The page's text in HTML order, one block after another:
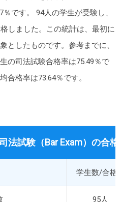
です。 94人の学生が受験し、
しました。この統計は、最初に
としたものです。参考までに、
の司法試験合格率は75.49％で
合格率は73.64％です。
法試験（Bar Exam）の合格
学生数/合格
95人